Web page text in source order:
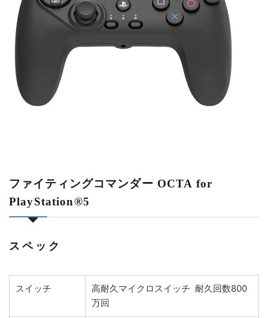
ファイティングコマンダー OCTA for
PlayStation®5
スペック
スイッチ
高耐久マイクロスイッチ 耐久回数800
万回